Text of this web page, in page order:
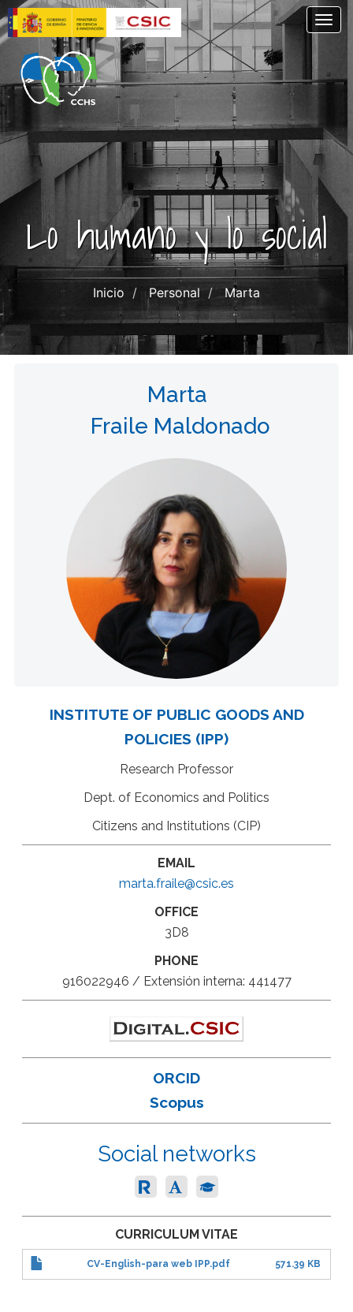
Skip
to
main
content
Lo humano y lo social
Inicio Personal Marta
Marta
Fraile Maldonado
INSTITUTE OF PUBLIC GOODS AND
POLICIES (IPP)
Research Professor
Dept. of Economics and Politics
Citizens and Institutions (CIP)
EMAIL
marta.fraile@csic.es
OFFICE
3D8
PHONE
916022946 / Extensión interna: 441477
ORCID
Scopus
Social networks
CURRICULUM VITAE
CV-English-para web IPP.pdf 571.39 KB